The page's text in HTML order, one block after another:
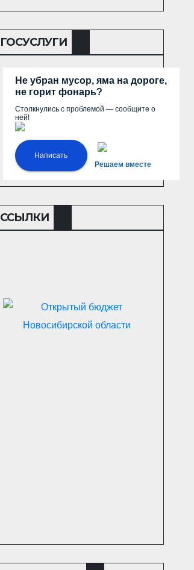
ГОСУСЛУГИ
Не убран мусор, яма на дороге,
не горит фонарь?
Столкнулись с проблемой — сообщите о
ней!
Написать
Решаем вместе
ССЫЛКИ